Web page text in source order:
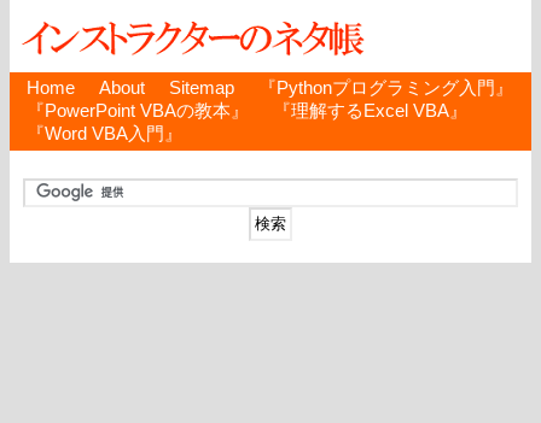
Home About Sitemap
『Pythonプログラミング入門』
『PowerPoint VBAの教本』
『理解するExcel VBA』
『Word VBA入門』